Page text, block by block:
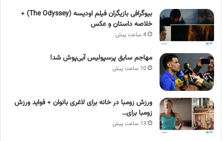
بیوگرافی بازیگران فیلم اودیسه (The Odyssey) +
خلاصه داستان و عکس
4 ساعت پیش
مهاجم سابق پرسپولیس آبی‌پوش شد!
10 ساعت پیش
ورزش زومبا در خانه برای لاغری بانوان + فواید ورزش
زومبا برای…
13 ساعت پیش